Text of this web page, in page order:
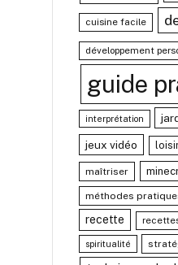
cuisine facile
développement
guide
interprétation
jeux vidéo
maîtriser
méthodes
recette
spiritualité